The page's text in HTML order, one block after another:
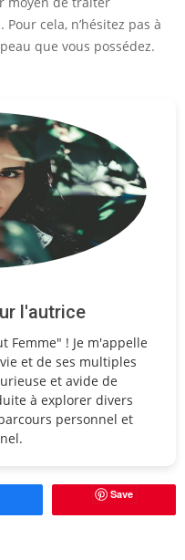
cela, n’hésitez pas à
que vous possédez.
l'autrice
Femme" ! Je m'appelle
et de ses multiples
et avide de
à explorer divers
personnel et
Save